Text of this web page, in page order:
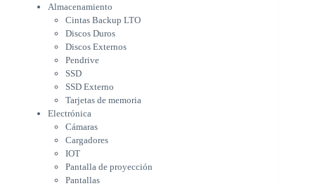
Cámaras
Cargadores
IOT
Pantalla de proyección
Pantallas
Parlantes
Proyectores
Relojes Inteligentes
Televisores
Gaming
Escritorios & Sillas
Hogar
Bebés & Niños
Almacenamiento
Cintas Backup LTO
Discos Duros
Discos Externos
Pendrive
SSD
SSD Externo
Tarjetas de memoria
Electrónica
Cámaras
Cargadores
IOT
Pantalla de proyección
Pantallas